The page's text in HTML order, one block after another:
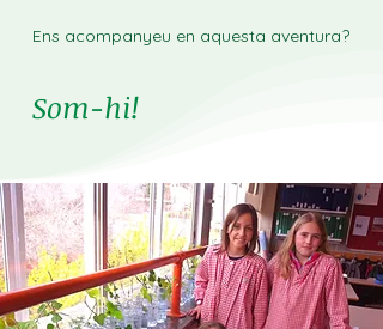
Ens acompanyeu en aquesta aventura?
Som-hi!